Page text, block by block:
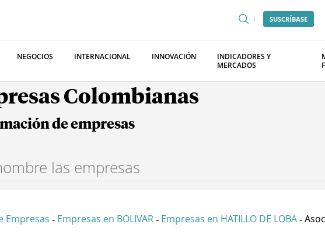
SUSCRÍBASE
NEGOCIOS INTERNACIONAL INNOVACIÓN
INDICADORES Y
MERCADOS
Colombianas
de empresas
Empresas - Empresas en BOLIVAR - Empresas en HATILLO DE LOBA -